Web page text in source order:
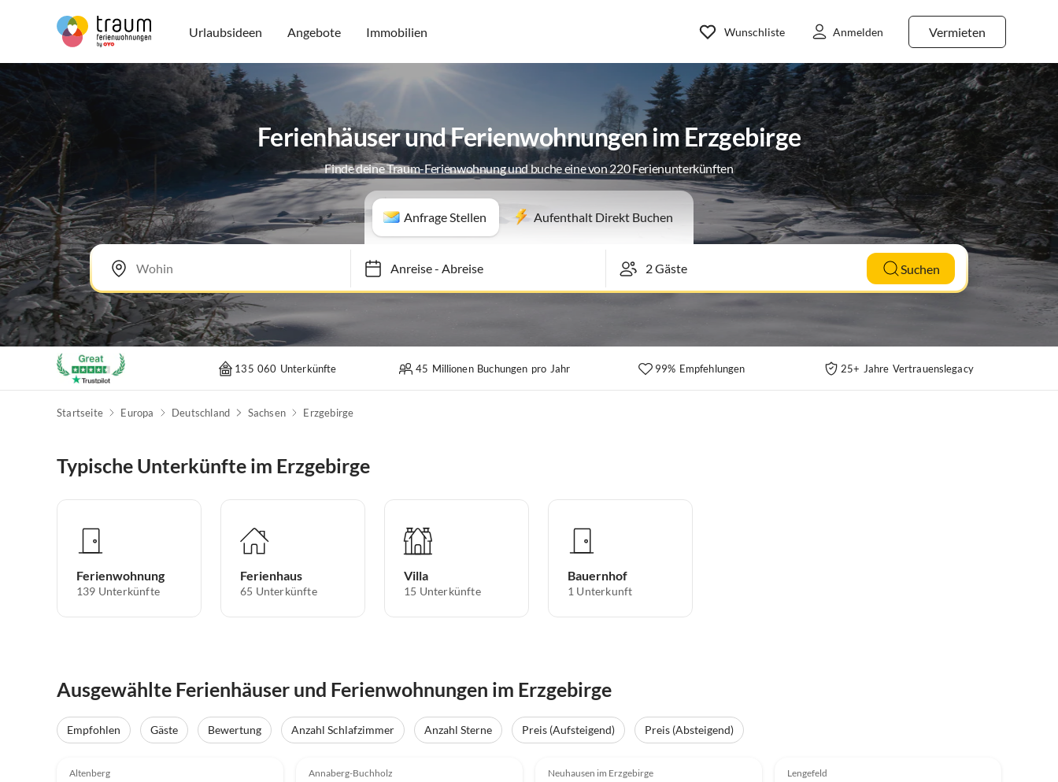
Urlaubsideen Angebote Immobilien Vermieten
Wunschliste Anmelden
Ferienhäuser und Ferienwohnungen im Erzgebirge
Finde deine Traum-Ferienwohnung und buche eine von 220 Ferienunterkünften
Anfrage Stellen Aufenthalt Direkt Buchen
Anreise-Abreise Suchen
135 060 Unterkünfte 45 Millionen Buchungen pro Jahr 99% Empfehlungen 25+ Jahre Vertrauenslegacy
Startseite Europa Deutschland Sachsen Erzgebirge
Typische Unterkünfte im Erzgebirge
Ferienwohnung
139 Unterkünfte
Ferienhaus
65 Unterkünfte
Villa
15 Unterkünfte
Bauernhof
1 Unterkunft
Ausgewählte Ferienhäuser und Ferienwohnungen im Erzgebirge
Empfohlen Gäste Bewertung Anzahl Schlafzimmer Anzahl Sterne Preis (Aufsteigend) Preis (Absteigend)
Top-Inserat
Altenberg
Top-Inserat
Annaberg-Buchholz
Top-Inserat
Neuhausen im Erzgebirge Lengefeld